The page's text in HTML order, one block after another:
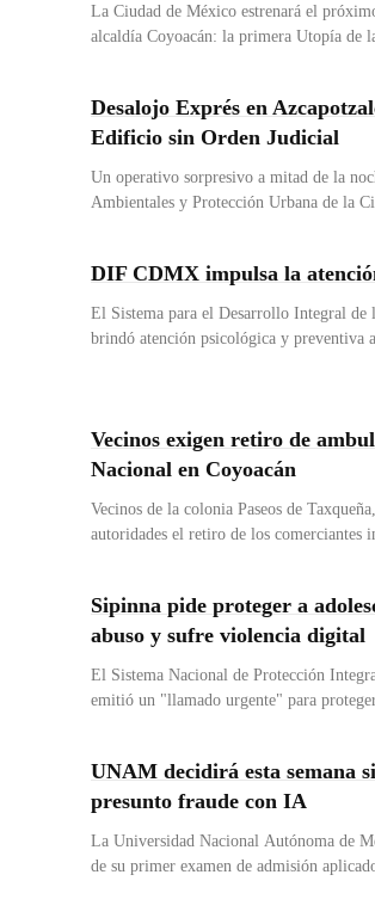
La Ciudad de México estrenará el
alcaldía Coyoacán: la primera Utopía de
Desalojo Exprés en
Edificio sin Orden Judicial
Un operativo sorpresivo a mitad de la
Ambientales y Protección Urbana de la
DIF CDMX impulsa la
El Sistema para el Desarrollo Integral
brindó atención psicológica y preventiva a
Vecinos exigen retiro de
Nacional en Coyoacán
Vecinos de la colonia Paseos de
autoridades el retiro de los comerciantes
Sipinna pide proteger a
abuso y sufre violencia digital
El Sistema Nacional de Protección
emitió un "llamado urgente" para
UNAM decidirá esta semana
presunto fraude con IA
La Universidad Nacional Autónoma de
de su primer examen de admisión